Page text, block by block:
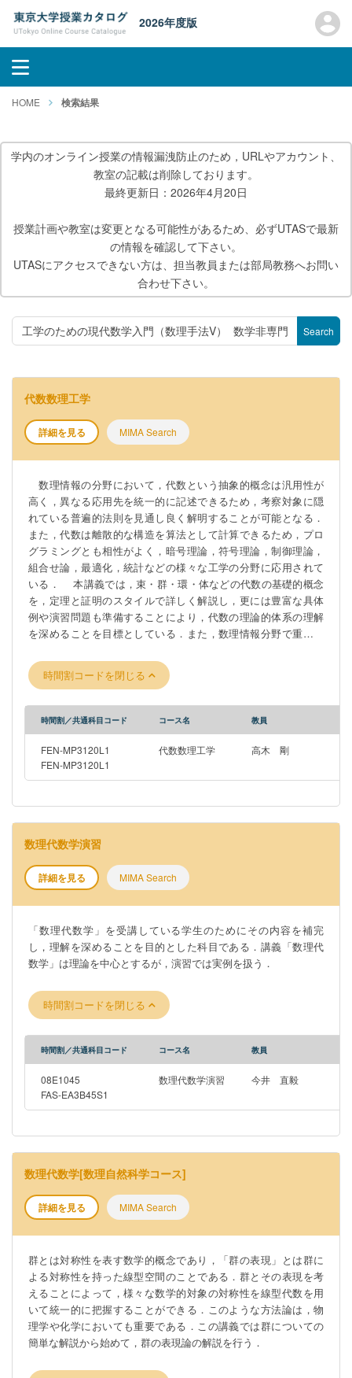
2026年度版
HOME 検索結果
学内のオンライン授業の情報漏洩防止のため，URLやアカウント、
教室の記載は削除しております。
最終更新日：2026年4月20日
授業計画や教室は変更となる可能性があるため、必ずUTASで最新
の情報を確認して下さい。
UTASにアクセスできない方は、担当教員または部局教務へお問い
合わせ下さい。
Search
代数数理工学
詳細を見る MIMA Search
数理情報の分野において，代数という抽象的概念は汎用性が
高く，異なる応用先を統一的に記述できるため，考察対象に隠
れている普遍的法則を見通し良く解明することが可能となる．
また，代数は離散的な構造を算法として計算できるため，プロ
グラミングとも相性がよく，暗号理論，符号理論，制御理論，
組合せ論，最適化，統計などの様々な工学の分野に応用されて
いる． 本講義では，束・群・環・体などの代数の基礎的概念
を，定理と証明のスタイルで詳しく解説し，更には豊富な具体
例や演習問題も準備することにより，代数の理論的体系の理解
を深めることを目標としている．また，数理情報分野で重要と
学的応用を持つグレブナー基底のアルゴリズム，RSA暗号・多
変数多項式暗号などの公開鍵暗号も紹介する．
時間割コードを閉じる
時間割／共通科目コード コース名 教員
FEN-MP3120L1
FEN-MP3120L1
代数数理工学 高木 剛
数理代数学演習
詳細を見る MIMA Search
「数理代数学」を受講している学生のためにその内容を補完
し，理解を深めることを目的とした科目である．講義「数理代
数学」は理論を中心とするが，演習では実例を扱う．
時間割コードを閉じる
時間割／共通科目コード コース名 教員
08E1045
FAS-EA3B45S1
数理代数学演習 今井 直毅
数理代数学[数理自然科学コース]
詳細を見る MIMA Search
群とは対称性を表す数学的概念であり，「群の表現」とは群に
よる対称性を持った線型空間のことである．群とその表現を考
えることによって，様々な数学的対象の対称性を線型代数を用
いて統一的に把握することができる．このような方法論は，物
理学や化学においても重要である．この講義では群についての
簡単な解説から始めて，群の表現論の解説を行う．